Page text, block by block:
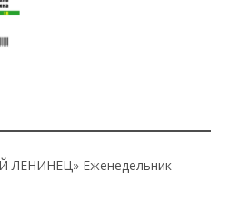
ЛЕНИНЕЦ» Еженедельник